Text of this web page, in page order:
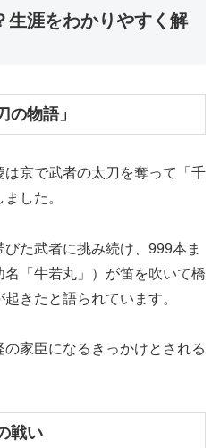
生涯をわかりやすく解
の物語」
京で武者の太刀を奪って「千
した。
た武者に挑み続け、999本ま
「牛若丸」）が笛を吹いて橋
きたと語られています。
家臣になるきっかけとされる
戦い